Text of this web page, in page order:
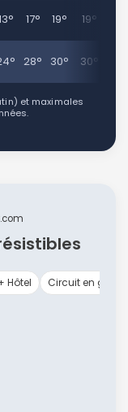
17° 19° 19°
28° 30° 30°
et maximales
Hôtel Circuit en